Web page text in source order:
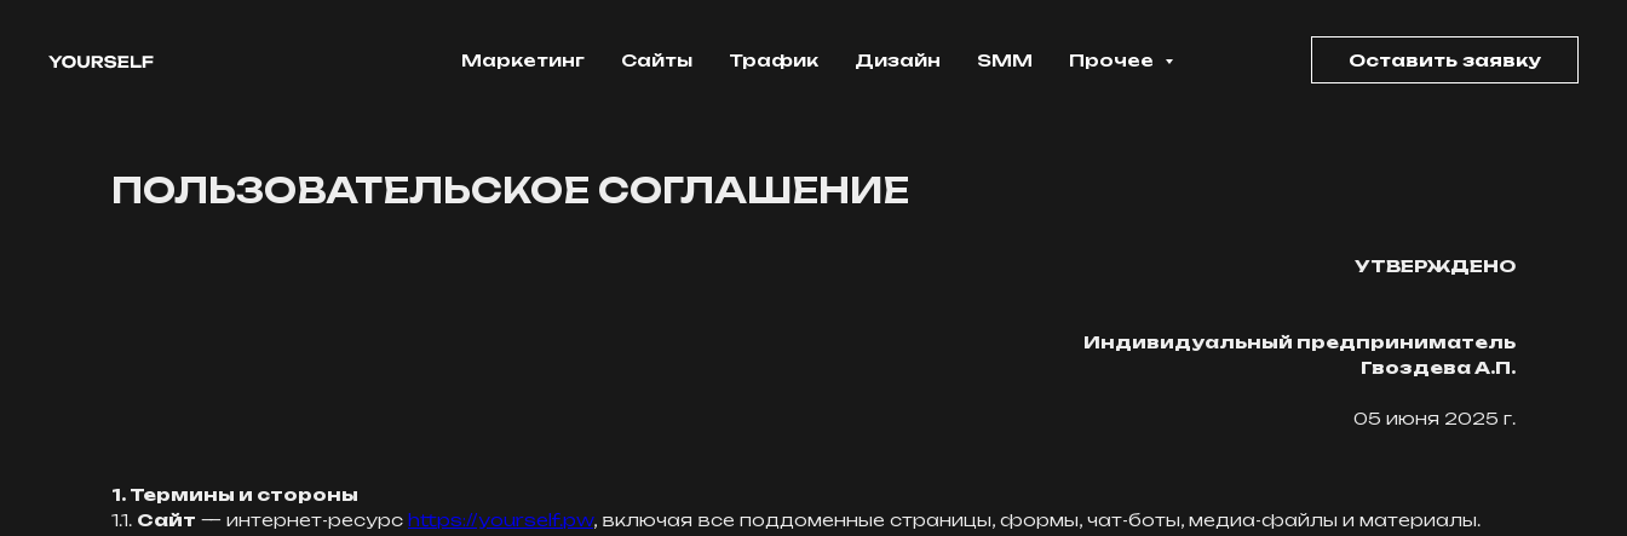
Маркетинг Сайты Трафик Дизайн SMM Прочее Оставить заявку
ПОЛЬЗОВАТЕЛЬСКОЕ СОГЛАШЕНИЕ
УТВЕРЖДЕНО
Индивидуальный предприниматель
Гвоздева А.П.
05 июня 2025 г.
1. Термины и стороны
1.1. Сайт — интернет-ресурс https://yourself.pw, включая все поддоменные страницы, формы, чат-боты, медиа-файлы и материалы.